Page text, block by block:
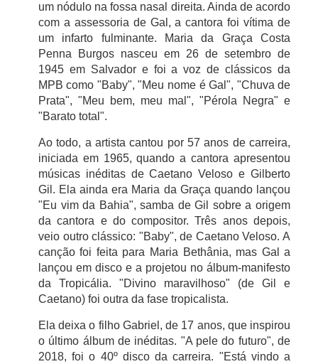
um nódulo na fossa nasal direita. Ainda de acordo
com a assessoria de Gal, a cantora foi vítima de
um infarto fulminante. Maria da Graça Costa
Penna Burgos nasceu em 26 de setembro de
1945 em Salvador e foi a voz de clássicos da
MPB como "Baby", "Meu nome é Gal", "Chuva de
Prata", "Meu bem, meu mal", "Pérola Negra" e
"Barato total".
Ao todo, a artista cantou por 57 anos de carreira,
iniciada em 1965, quando a cantora apresentou
músicas inéditas de Caetano Veloso e Gilberto
Gil. Ela ainda era Maria da Graça quando lançou
"Eu vim da Bahia", samba de Gil sobre a origem
da cantora e do compositor. Três anos depois,
veio outro clássico: "Baby", de Caetano Veloso. A
canção foi feita para Maria Bethânia, mas Gal a
lançou em disco e a projetou no álbum-manifesto
da Tropicália. "Divino maravilhoso" (de Gil e
Caetano) foi outra da fase tropicalista.
Ela deixa o filho Gabriel, de 17 anos, que inspirou
o último álbum de inéditas. "A pele do futuro", de
2018, foi o 40º disco da carreira. "Está vindo a